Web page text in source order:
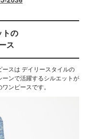
トの
ス
スは デイリースタイルの
ンで活躍するシルエットが
ンピースです。